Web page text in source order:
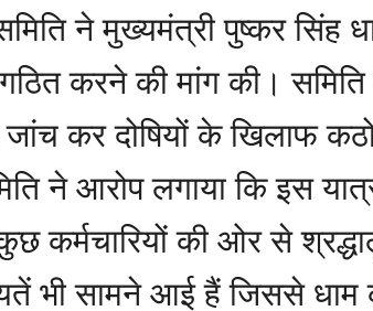
ने मुख्यमंत्री पुष्कर सिंह
करने की मांग की।
कर दोषियों के खिलाफ
ने आरोप लगाया कि इस
कर्मचारियों की ओर से
भी सामने आई हैं जिससे धाम